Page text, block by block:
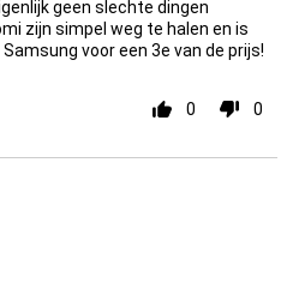
geen slechte dingen
zijn simpel weg te halen en is
voor een 3e van de prijs!
0 0